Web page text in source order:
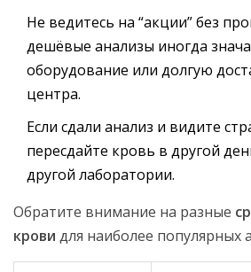
Не ведитесь на “акции” без
дешёвые анализы иногда
оборудование или долгую
центра.
Если сдали анализ и видите
пересдайте кровь в другой
другой лаборатории.
Обратите внимание на разные
крови для наиболее популярных